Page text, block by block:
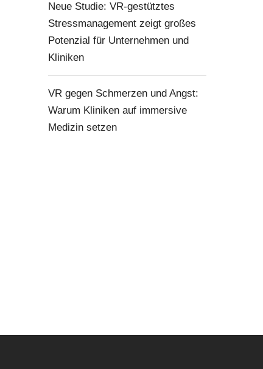
Neue Studie: VR-gestütztes
Stressmanagement zeigt großes
Potenzial für Unternehmen und
Kliniken
VR gegen Schmerzen und Angst:
Warum Kliniken auf immersive
Medizin setzen